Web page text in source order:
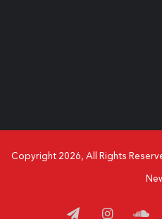
Copyright 2026, All Rights
ساوندانستقرامتيلقرام